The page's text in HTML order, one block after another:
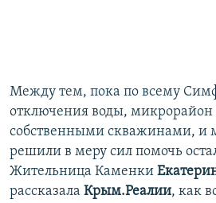
Между тем, пока по всему
отключения воды, микрорайон
собственными скважинами, и
решили в меру сил помочь
Жительница Каменки
рассказала Крым.Реалии, как